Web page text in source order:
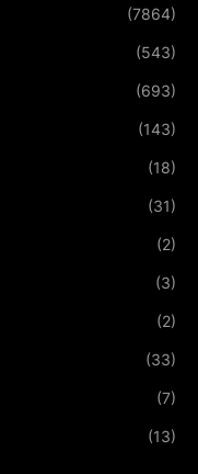
(7864)
(543)
(693)
(143)
(18)
(31)
(2)
(3)
(2)
(33)
(7)
(13)